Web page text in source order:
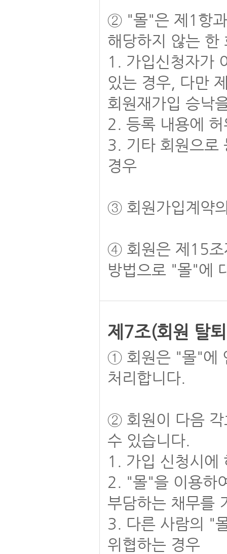
② "몰"은 제1항과
해당하지 않는 한
1. 가입신청자가
있는 경우, 다만
회원재가입 승낙
2. 등록 내용에
3. 기타 회원으로
경우
③ 회원가입계약
④ 회원은 제15조
방법으로 "몰"에
제7조(회원 탈
① 회원은 "몰"에
처리합니다.
② 회원이 다음 각
수 있습니다.
1. 가입 신청시에
2. "몰"을 이용하
부담하는 채무를
3. 다른 사람의 "
위협하는 경우